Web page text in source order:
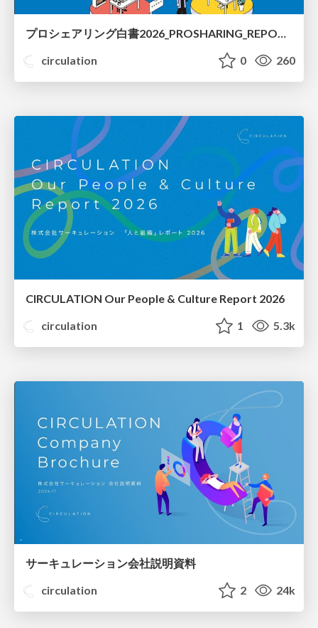
プロシェアリング白書2026_PROSHARING_REPORT_2026
circulation
0 260
CIRCULATION Our People & Culture Report 2026
circulation
1 5.3k
サーキュレーション会社説明資料
circulation
2 24k